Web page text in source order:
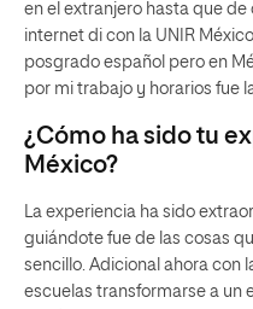
en el extranjero hasta que
internet di con la UNIR
posgrado español pero en
por mi trabajo y horarios fue
¿Cómo ha sido tu
México?
La experiencia ha sido
guiándote fue de las cosas
sencillo. Adicional ahora con
escuelas transformarse a un